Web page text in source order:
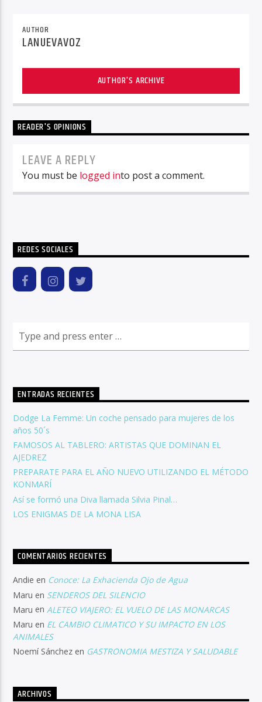
AUTHOR
LANUEVAVOZ
AUTHOR'S ARCHIVE
READER'S OPINIONS
LEAVE A REPLY
You must be logged into post a comment.
REDES SOCIALES
ENTRADAS RECIENTES
Dodge La Femme: Un coche pensado para mujeres de los
años 50´s
FAMOSOS AL TABLERO: ARTISTAS QUE DOMINAN EL
AJEDREZ
PREPARATE PARA EL AÑO NUEVO UTILIZANDO EL MÉTODO
KONMARÍ
Así se formó una Diva llamada Silvia Pinal…
LOS ENIGMAS DE LA MONA LISA
COMENTARIOS RECIENTES
Andie en Conoce: La Exhacienda Ojo de Agua
Maru en SENDEROS DEL SILENCIO
Maru en ALETEO VIAJERO: EL VUELO DE LAS MONARCAS
Maru en EL CAMBIO CLIMATICO Y SU IMPACTO EN LOS
ANIMALES
Noemí Sánchez en GASTRONOMIA MESTIZA Y SALUDABLE
ARCHIVOS